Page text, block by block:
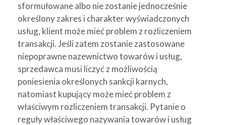
sformułowane albo nie zostanie jednocześnie
określony zakres i charakter wyświadczonych
usług, klient może mieć problem z rozliczeniem
transakcji. Jeśli zatem zostanie zastosowane
niepoprawne nazewnictwo towarów i usług,
sprzedawca musi liczyć z możliwością
poniesienia określonych sankcji karnych,
natomiast kupujący może mieć problem z
właściwym rozliczeniem transakcji. Pytanie o
reguły właściwego nazywania towarów i usług